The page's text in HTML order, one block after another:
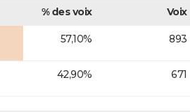
% des voix
Voix
57,10% 893
42,90% 671